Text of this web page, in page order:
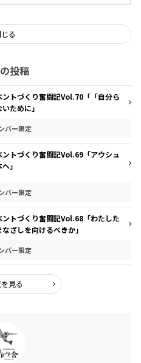
る
投稿
トづくり奮闘記Vol.70「「自分ら
ために」
バー限定
トづくり奮闘記Vol.69「アウシュ
」
バー限定
トづくり奮闘記Vol.68「わたした
ざしを向けるべきか」
バー限定
見る